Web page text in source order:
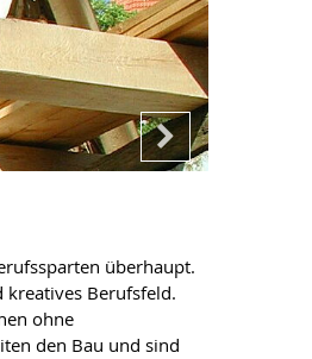
überhaupt.
kreatives Berufsfeld.
ohne
den Bau und sind